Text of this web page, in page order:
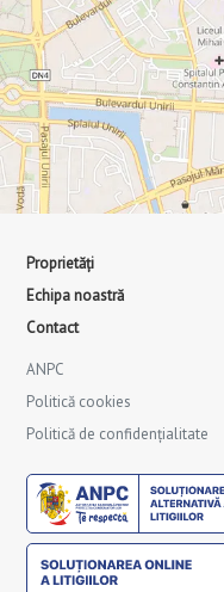
Proprietăți
Echipa noastră
Contact
ANPC
Politică cookies
Politică de confidențialitate